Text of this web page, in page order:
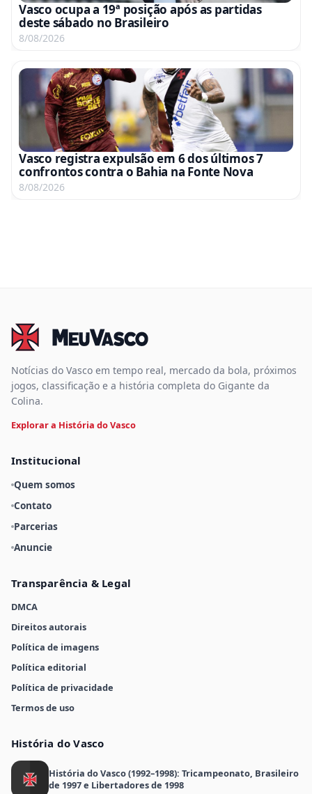
Vasco ocupa a 19ª posição após as partidas
deste sábado no Brasileiro
8/08/2026
Vasco registra expulsão em 6 dos últimos 7
confrontos contra o Bahia na Fonte Nova
8/08/2026
Notícias do Vasco em tempo real, mercado da bola, próximos
jogos, classificação e a história completa do Gigante da
Colina.
Explorar a História do Vasco
Institucional
Quem somos
Contato
Parcerias
Anuncie
Transparência & Legal
DMCA
Direitos autorais
Política de imagens
Política editorial
Política de privacidade
Termos de uso
História do Vasco
História do Vasco (1992–1998): Tricampeonato, Brasileiro
de 1997 e Libertadores de 1998